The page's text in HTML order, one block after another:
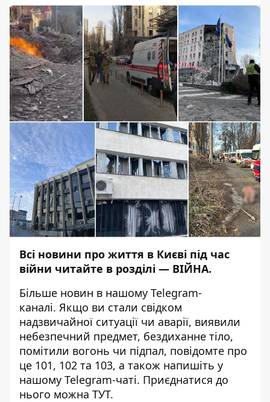
Всі новини про життя в Києві під час
війни читайте в розділі — ВІЙНА.
Більше новин в нашому Telegram-
каналі. Якщо ви стали свідком
надзвичайної ситуації чи аварії, виявили
небезпечний предмет, бездиханне тіло,
помітили вогонь чи підпал, повідомте про
це 101, 102 та 103, а також напишіть у
нашому Telegram-чаті. Приєднатися до
нього можна ТУТ.